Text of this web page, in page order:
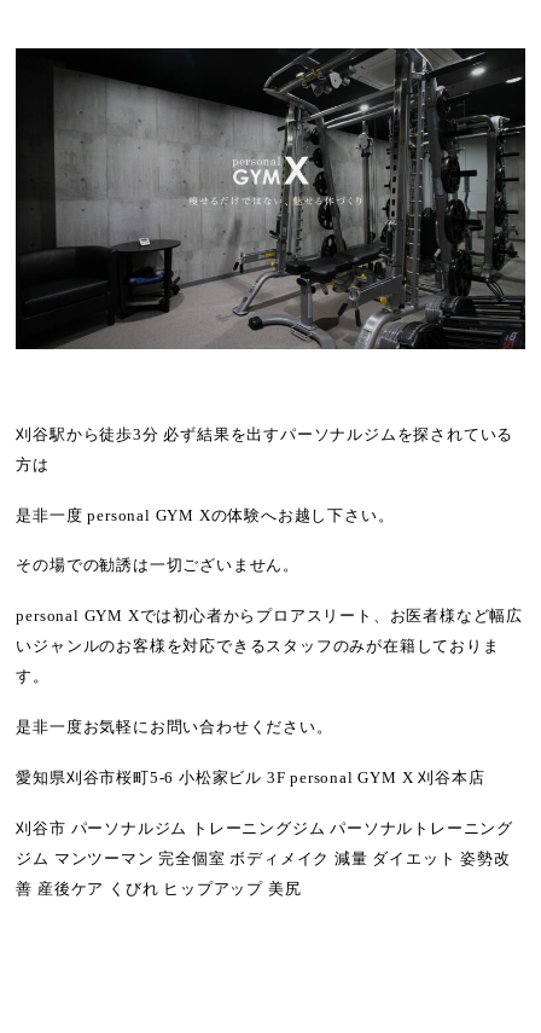
刈谷駅から徒歩3分 必ず結果を出すパーソナルジムを探されている
方は
是非一度 personal GYM Xの体験へお越し下さい。
その場での勧誘は一切ございません。
personal GYM Xでは初心者からプロアスリート、お医者様など幅広
いジャンルのお客様を対応できるスタッフのみが在籍しておりま
す。
是非一度お気軽にお問い合わせください。
愛知県刈谷市桜町5-6 小松家ビル 3F personal GYM X 刈谷本店
刈谷市 パーソナルジム トレーニングジム パーソナルトレーニング
ジム マンツーマン 完全個室 ボディメイク 減量 ダイエット 姿勢改
善 産後ケア くびれ ヒップアップ 美尻